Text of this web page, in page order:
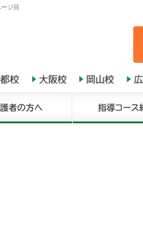
ジ目